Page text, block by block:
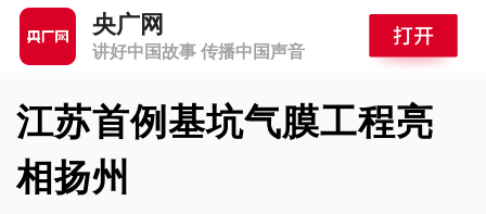
央广网
讲好中国故事 传播中国声音
江苏首例基坑气膜工程亮
相扬州